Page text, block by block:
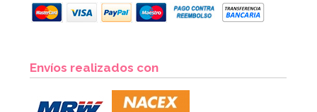
8,95€
Envíos realizados con